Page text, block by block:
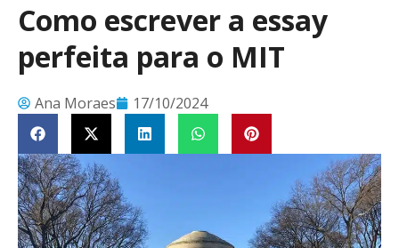
Como escrever a essay
perfeita para o MIT
Ana Moraes 17/10/2024